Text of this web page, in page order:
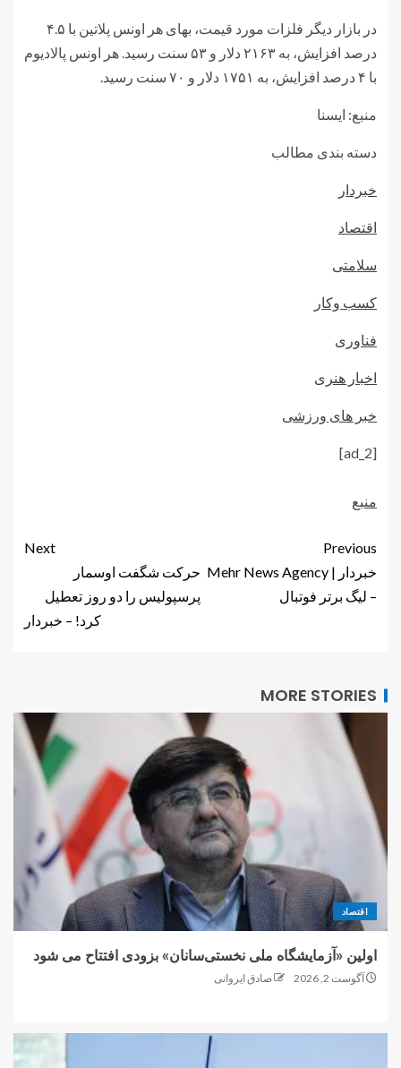
در بازار دیگر فلزات مورد قیمت، بهای هر اونس پلاتین با ۴.۵
درصد افزایش، به ۲۱۶۳ دلار و ۵۳ سنت رسید. هر اونس پالادیوم
با ۴ درصد افزایش، به ۱۷۵۱ دلار و ۷۰ سنت رسید.
منبع: ایسنا
دسته بندی مطالب
خبردار
اقتصاد
سلامتی
کسب وکار
فناوری
اخبار هنری
خبر های ورزشی
[ad_2]
منبع
Previous
خبردار | Mehr News Agency
– لیگ برتر فوتبال
Next
حرکت شگفت اوسمار
پرسپولیس را دو روز تعطیل
کرد! – خبردار
MORE STORIES
اقتصاد
اولین «آزمایشگاه ملی نخستی‌سانان» بزودی افتتاح می شود
آگوست 2, 2026 صادق ایروانی